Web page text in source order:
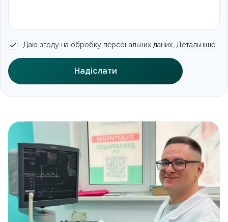
Даю згоду на обробку персональних даних, Детальніше
Надіслати